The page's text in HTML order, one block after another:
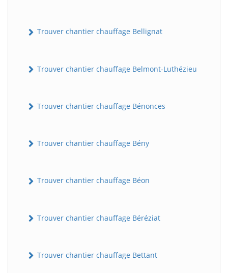
Trouver chantier chauffage Bellignat
Trouver chantier chauffage Belmont-Luthézieu
Trouver chantier chauffage Bénonces
Trouver chantier chauffage Bény
Trouver chantier chauffage Béon
Trouver chantier chauffage Béréziat
Trouver chantier chauffage Bettant